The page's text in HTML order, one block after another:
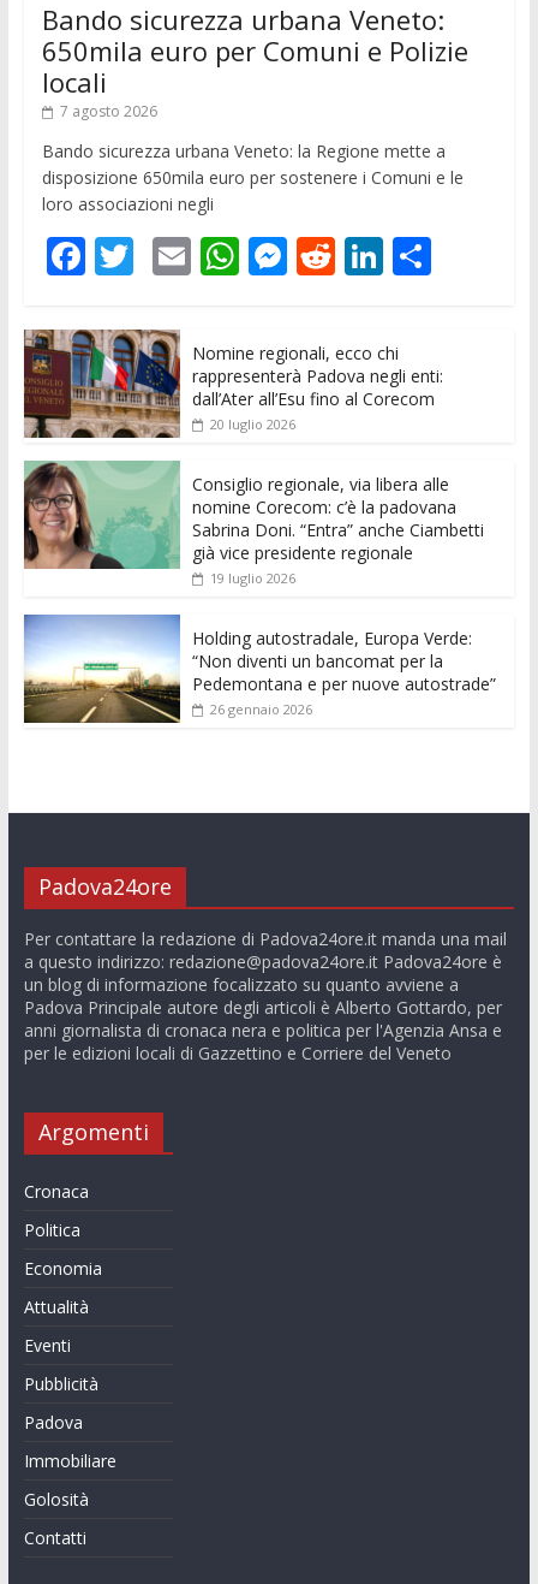
Bando sicurezza urbana Veneto:
650mila euro per Comuni e Polizie
locali
7 agosto 2026
Bando sicurezza urbana Veneto: la Regione mette a
disposizione 650mila euro per sostenere i Comuni e le
loro associazioni negli
F
e
b
o
o
k
T
itt
er
E
l
W
s
A
p
p
M
ss
e
n
er
R
di
t
Li
k
e
dI
C
di
vi
Nomine regionali, ecco chi
rappresenterà Padova negli enti:
dall’Ater all’Esu fino al Corecom
20 luglio 2026
Consiglio regionale, via libera alle
nomine Corecom: c’è la padovana
Sabrina Doni. “Entra” anche Ciambetti
già vice presidente regionale
19 luglio 2026
Holding autostradale, Europa Verde:
“Non diventi un bancomat per la
Pedemontana e per nuove autostrade”
26 gennaio 2026
Padova24ore
Per contattare la redazione di Padova24ore.it manda una mail
a questo indirizzo: redazione@padova24ore.itPadova24ore è
un blog di informazione focalizzato su quanto avviene a
Padova Principale autore degli articoli è Alberto Gottardo, per
anni giornalista di cronaca nera e politica per l'Agenzia Ansa e
per le edizioni locali di Gazzettino e Corriere del Veneto
Argomenti
Cronaca
Politica
Economia
Attualità
Eventi
Pubblicità
Padova
Immobiliare
Golosità
Contatti